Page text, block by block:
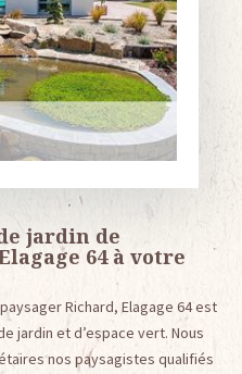
jardin de
64 à votre
Richard, Elagage 64 est
jardin et d’espace vert. Nous
nos paysagistes qualifiés